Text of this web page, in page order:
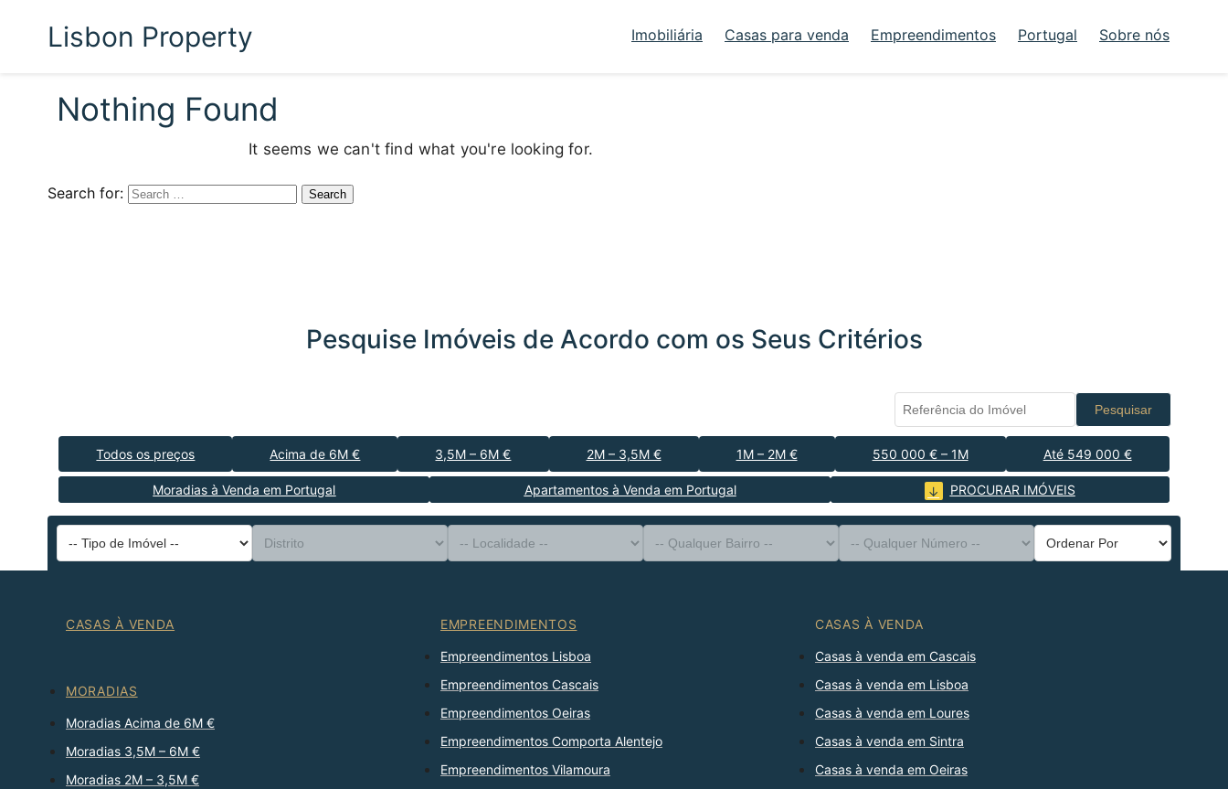
Lisbon Property Imobiliária Casas para venda Empreendimentos Portugal Sobre nós
Nothing Found
It seems we can't find what you're looking for.
Search for:
Pesquise Imóveis de Acordo com os Seus Critérios
Pesquisar
Todos os preços Acima de 6M € 3,5M – 6M € 2M – 3,5M € 1M – 2M € 550 000 € – 1M Até 549 000 €
Moradias à Venda em Portugal Apartamentos à Venda em Portugal PROCURAR IMÓVEIS
-- Tipo de Imóvel --
Distrito
-- Localidade --
-- Qualquer Bairro --
-- Qualquer Número --
Ordenar Por
CASAS À VENDA
MORADIAS
Moradias Acima de 6M €
Moradias 3,5M – 6M €
Moradias 2M – 3,5M €
EMPREENDIMENTOS
Empreendimentos Lisboa
Empreendimentos Cascais
Empreendimentos Oeiras
Empreendimentos Comporta Alentejo
Empreendimentos Vilamoura
CASAS À VENDA
Casas à venda em Cascais
Casas à venda em Lisboa
Casas à venda em Loures
Casas à venda em Sintra
Casas à venda em Oeiras